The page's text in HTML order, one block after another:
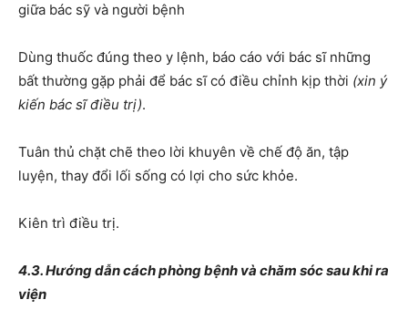
giữa bác sỹ và người bệnh
Dùng thuốc đúng theo y lệnh, báo cáo với bác sĩ những
bất thường gặp phải để bác sĩ có điều chỉnh kịp thời (xin ý
kiến bác sĩ điều trị).
Tuân thủ chặt chẽ theo lời khuyên về chế độ ăn, tập
luyện, thay đổi lối sống có lợi cho sức khỏe.
Kiên trì điều trị.
4.3. Hướng dẫn cách phòng bệnh và chăm sóc sau khi ra
viện